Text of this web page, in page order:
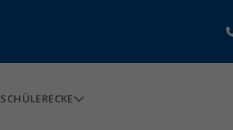
SCHÜLERECKE